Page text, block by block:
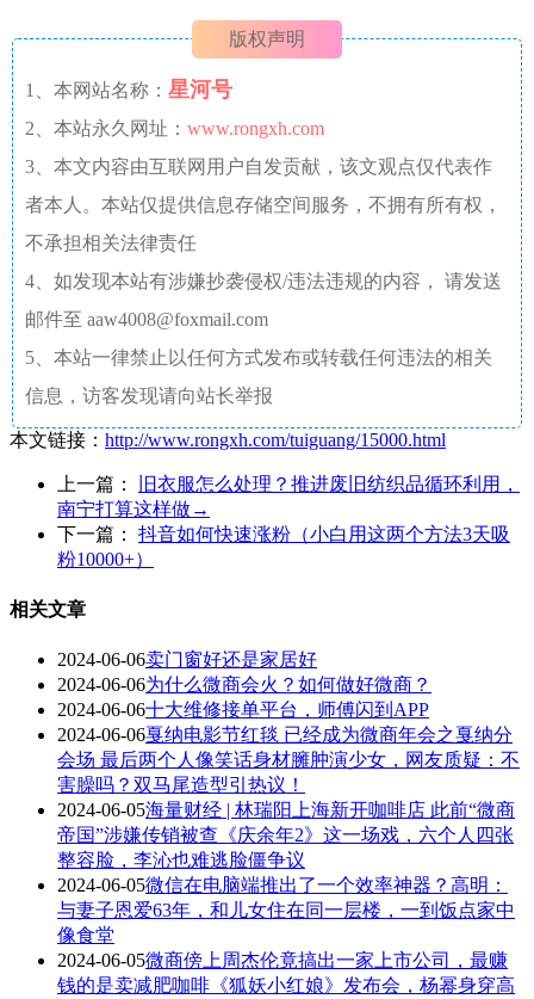
版权声明
1、本网站名称： 星河号
2、本站永久网址： www.rongxh.com
3、本文内容由互联网用户自发贡献，该文观点仅代表作
者本人。本站仅提供信息存储空间服务，不拥有所有权，
不承担相关法律责任
4、如发现本站有涉嫌抄袭侵权/违法违规的内容， 请发送
邮件至 aaw4008@foxmail.com
5、本站一律禁止以任何方式发布或转载任何违法的相关
信息，访客发现请向站长举报
本文链接： http://www.rongxh.com/tuiguang/15000.html
上一篇：
旧衣服怎么处理？推进废旧纺织品循环利用，
南宁打算这样做→
下一篇： 抖音如何快速涨粉（小白用这两个方法3天吸
粉10000+）
相关文章
2024-06-06卖门窗好还是家居好
2024-06-06为什么微商会火？如何做好微商？
2024-06-06十大维修接单平台，师傅闪到APP
2024-06-06戛纳电影节红毯 已经成为微商年会之戛纳分
会场 最后两个人像笑话身材臃肿演少女，网友质疑：不
害臊吗？双马尾造型引热议！
2024-06-05海量财经 | 林瑞阳上海新开咖啡店 此前“微商
帝国”涉嫌传销被查《庆余年2》这一场戏，六个人四张
整容脸，李沁也难逃脸僵争议
2024-06-05微信在电脑端推出了一个效率神器？高明：
与妻子恩爱63年，和儿女住在同一层楼，一到饭点家中
像食堂
2024-06-05微商傍上周杰伦竟搞出一家上市公司，最赚
钱的是卖减肥咖啡《狐妖小红娘》发布会，杨幂身穿高